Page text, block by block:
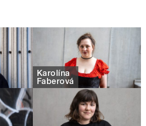
Karolína
Faberová